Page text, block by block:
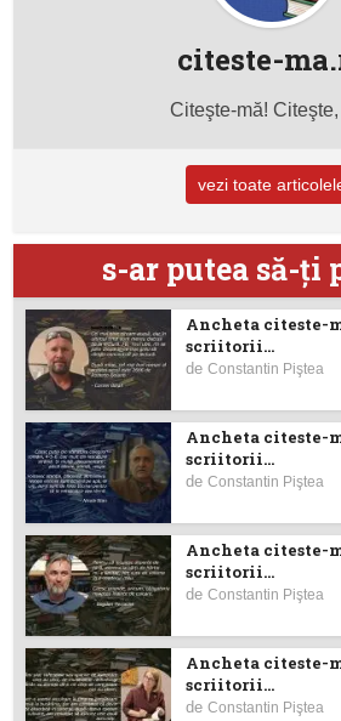
citeste-
Citeşte-mă! Citeşte,
vezi toate
s-ar putea să-ţi
Ancheta citeste-
scriitorii...
deConstantin Piştea
Ancheta citeste-
scriitorii...
deConstantin Piştea
Ancheta citeste-
scriitorii...
deConstantin Piştea
Ancheta citeste-
scriitorii...
deConstantin Piştea